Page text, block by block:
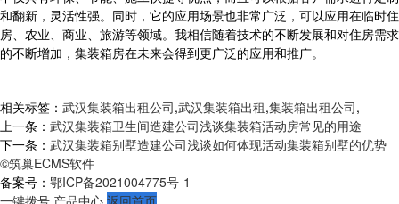
和翻新，灵活性强。同时，它的应用场景也非常广泛，可以应用在临时住
房、农业、商业、旅游等领域。我相信随着技术的不断发展和对住房需求
的不断增加，集装箱房在未来会得到更广泛的应用和推广。
相关标签： 武汉集装箱出租公司,武汉集装箱出租,集装箱出租公司,
上一条： 武汉集装箱卫生间造建公司浅谈集装箱活动房常见的用途
下一条： 武汉集装箱别墅造建公司浅谈如何体现活动集装箱别墅的优势
©筑巢ECMS软件
备案号： 鄂ICP备2021004775号-1
一键拨号 产品中心 返回首页